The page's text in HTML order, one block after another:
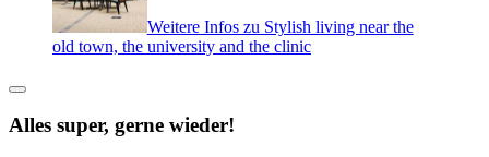
Weitere Infos zu Stylish living near the
old town, the university and the clinic
Alles super, gerne wieder!